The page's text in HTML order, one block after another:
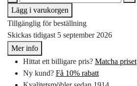
Lägg i varukorgen
Tillgänglig för beställning
Skickas tidigast 5 september 2026
Mer info
Hittat ett billigare pris? Matcha priset
Ny kund? Få 10% rabatt